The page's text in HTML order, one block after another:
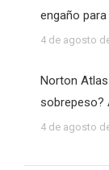
engaño
4 de agosto
Norton
sobrepeso?
4 de agosto